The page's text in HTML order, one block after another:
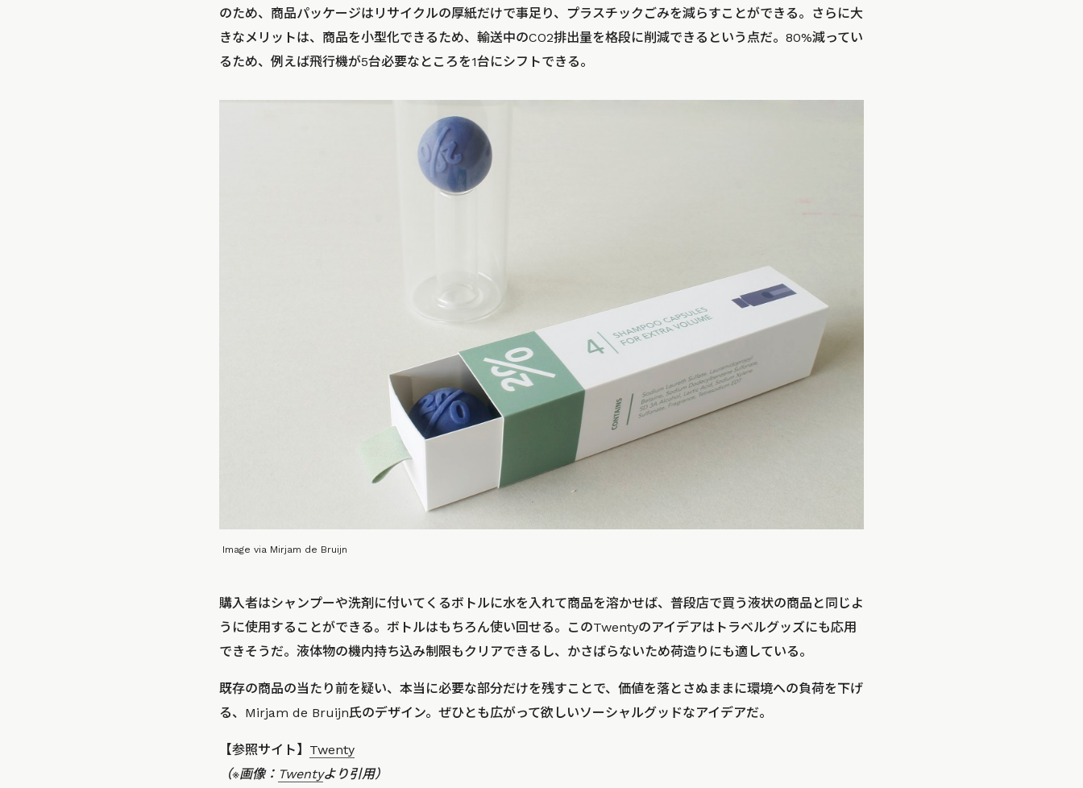
のため、商品パッケージはリサイクルの厚紙だけで事足り、プラスチックごみを減らすことができる。さらに大
きなメリットは、商品を小型化できるため、輸送中のCO2排出量を格段に削減できるという点だ。80%減ってい
るため、例えば飛行機が5台必要なところを1台にシフトできる。
Image via Mirjam de Bruijn
購入者はシャンプーや洗剤に付いてくるボトルに水を入れて商品を溶かせば、普段店で買う液状の商品と同じよ
うに使用することができる。ボトルはもちろん使い回せる。このTwentyのアイデアはトラベルグッズにも応用
できそうだ。液体物の機内持ち込み制限もクリアできるし、かさばらないため荷造りにも適している。
既存の商品の当たり前を疑い、本当に必要な部分だけを残すことで、価値を落とさぬままに環境への負荷を下げ
る、Mirjam de Bruijn氏のデザイン。ぜひとも広がって欲しいソーシャルグッドなアイデアだ。
【参照サイト】 Twenty
（※画像： Twentyより引用）